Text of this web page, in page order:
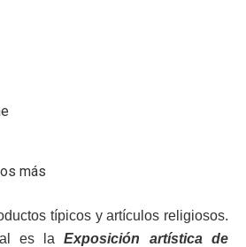
más
típicos y artículos religiosos.
es laExposición artística de